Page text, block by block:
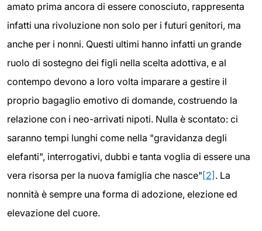
amato prima ancora di essere conosciuto, rappresenta
infatti una rivoluzione non solo per i futuri genitori, ma
anche per i nonni. Questi ultimi hanno infatti un grande
ruolo di sostegno dei figli nella scelta adottiva, e al
contempo devono a loro volta imparare a gestire il
proprio bagaglio emotivo di domande, costruendo la
relazione con i neo-arrivati nipoti. Nulla è scontato: ci
saranno tempi lunghi come nella "gravidanza degli
elefanti", interrogativi, dubbi e tanta voglia di essere una
vera risorsa per la nuova famiglia che nasce" [2] . La
nonnità è sempre una forma di adozione, elezione ed
elevazione del cuore.